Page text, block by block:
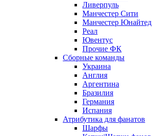
Ливерпуль
Манчестер Сити
Манчестер Юнайтед
Реал
Ювентус
Прочие ФК
Сборные команды
Украина
Англия
Аргентина
Бразилия
Германия
Испания
Атрибутика для фанатов
Шарфы